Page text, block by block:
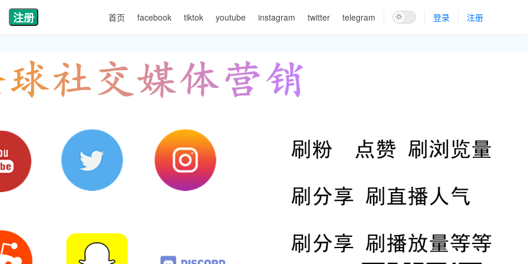
注册 首页 facebook tiktok youtube instagram twitter telegram 登录 注册